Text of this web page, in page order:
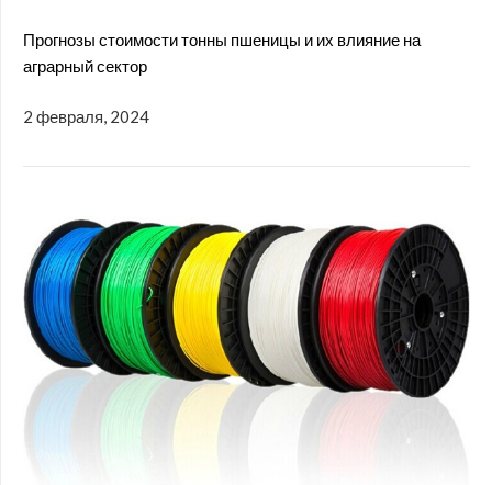
Прогнозы стоимости тонны пшеницы и их влияние на
аграрный сектор
2 февраля, 2024